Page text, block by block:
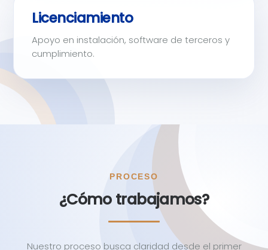
Licenciamiento
Apoyo en instalación, software de terceros y
cumplimiento.
PROCESO
¿Cómo trabajamos?
Nuestro proceso busca claridad desde el primer